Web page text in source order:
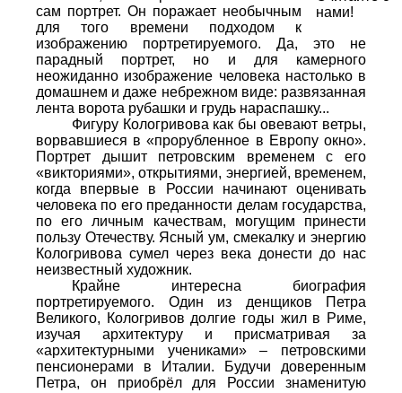
нами!
сам портрет. Он поражает необычным
для того времени подходом к
изображению портретируемого. Да, это не
парадный портрет, но и для камерного
неожиданно изображение человека настолько в
домашнем и даже небрежном виде: развязанная
лента ворота рубашки и грудь нараспашку...
Фигуру Кологривова как бы овевают ветры,
ворвавшиеся в «прорубленное в Европу окно».
Портрет дышит петровским временем с его
«викториями», открытиями, энергией, временем,
когда впервые в России начинают оценивать
человека по его преданности делам государства,
по его личным качествам, могущим принести
пользу Отечеству. Ясный ум, смекалку и энергию
Кологривова сумел через века донести до нас
неизвестный художник.
Крайне интересна биография
портретируемого. Один из денщиков Петра
Великого, Кологривов долгие годы жил в Риме,
изучая архитектуру и присматривая за
«архитектурными учениками» – петровскими
пенсионерами в Италии. Будучи доверенным
Петра, он приобрёл для России знаменитую